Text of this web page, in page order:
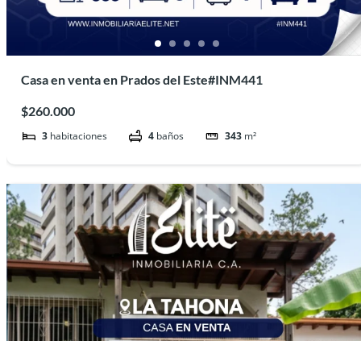
Casa en venta en Prados del Este#INM441
$260.000
3 habitaciones 4 baños 343 m²